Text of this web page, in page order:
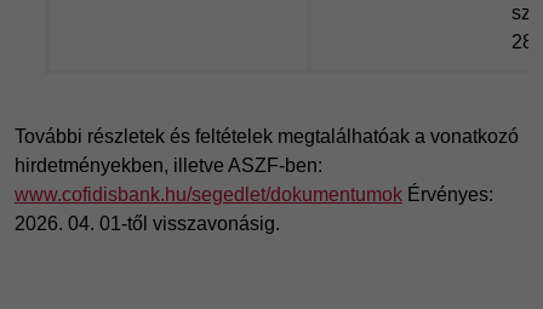
További részletek és feltételek megtalálhatóak a vonatkozó
hirdetményekben, illetve ASZF-ben:
www.cofidisbank.hu/segedlet/dokumentumok Érvényes:
2026. 04. 01-től visszavonásig.